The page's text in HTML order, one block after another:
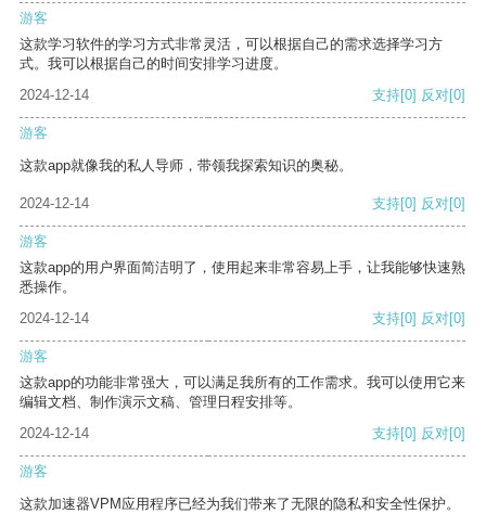
游客
这款学习软件的学习方式非常灵活，可以根据自己的需求选择学习方
式。我可以根据自己的时间安排学习进度。
2024-12-14
支持[0] 反对[0]
游客
这款app就像我的私人导师，带领我探索知识的奥秘。
2024-12-14 支持[0] 反对[0]
游客
这款app的用户界面简洁明了，使用起来非常容易上手，让我能够快速熟
悉操作。
2024-12-14
支持[0] 反对[0]
游客
这款app的功能非常强大，可以满足我所有的工作需求。我可以使用它来
编辑文档、制作演示文稿、管理日程安排等。
2024-12-14
支持[0] 反对[0]
游客
这款加速器VPM应用程序已经为我们带来了无限的隐私和安全性保护。